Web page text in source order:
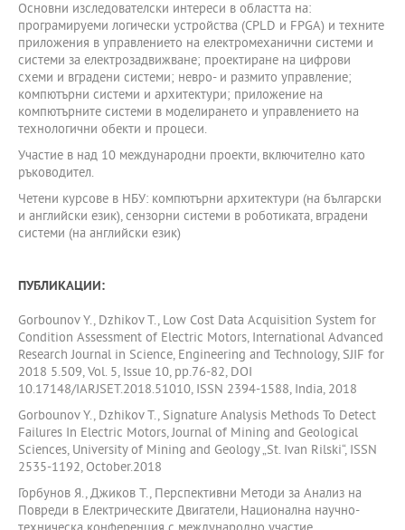
Основни изследователски интереси в областта на:
програмируеми логически устройства (CPLD и FPGA) и техните
приложения в управлението на електромеханични системи и
системи за електрозадвижване; проектиране на цифрови
схеми и вградени системи; невро- и размито управление;
компютърни системи и архитектури; приложение на
компютърните системи в моделирането и управлението на
технологични обекти и процеси.
Участие в над 10 международни проекти, включително като
ръководител.
Четени курсове в НБУ: компютърни архитектури (на български
и английски език), сензорни системи в роботиката, вградени
системи (на английски език)
ПУБЛИКАЦИИ:
Gorbounov Y., Dzhikov T., Low Cost Data Acquisition System for
Condition Assessment of Electric Motors, International Advanced
Research Journal in Science, Engineering and Technology, SJIF for
2018 5.509, Vol. 5, Issue 10, pp.76-82, DOI
10.17148/IARJSET.2018.51010, ISSN 2394-1588, India, 2018
Gorbounov Y., Dzhikov T., Signature Analysis Methods To Detect
Failures In Electric Motors, Journal of Mining and Geological
Sciences, University of Mining and Geology „St. Ivan Rilski“, ISSN
2535-1192, October.2018
Горбунов Я., Джиков Т., Перспективни Методи за Анализ на
Повреди в Електрическите Двигатели, Национална научно-